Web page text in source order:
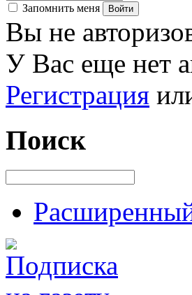
Запомнить меня
Вы не
У Вас еще нет
Регистрация
Поиск